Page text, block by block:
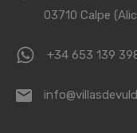
03710 Calpe
+34 653 139